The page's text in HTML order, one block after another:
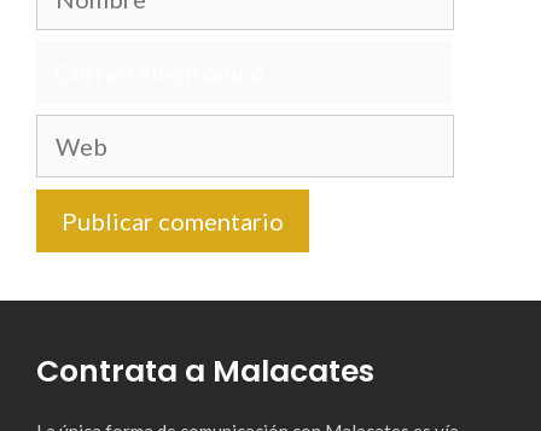
Web
Contrata a Malacates